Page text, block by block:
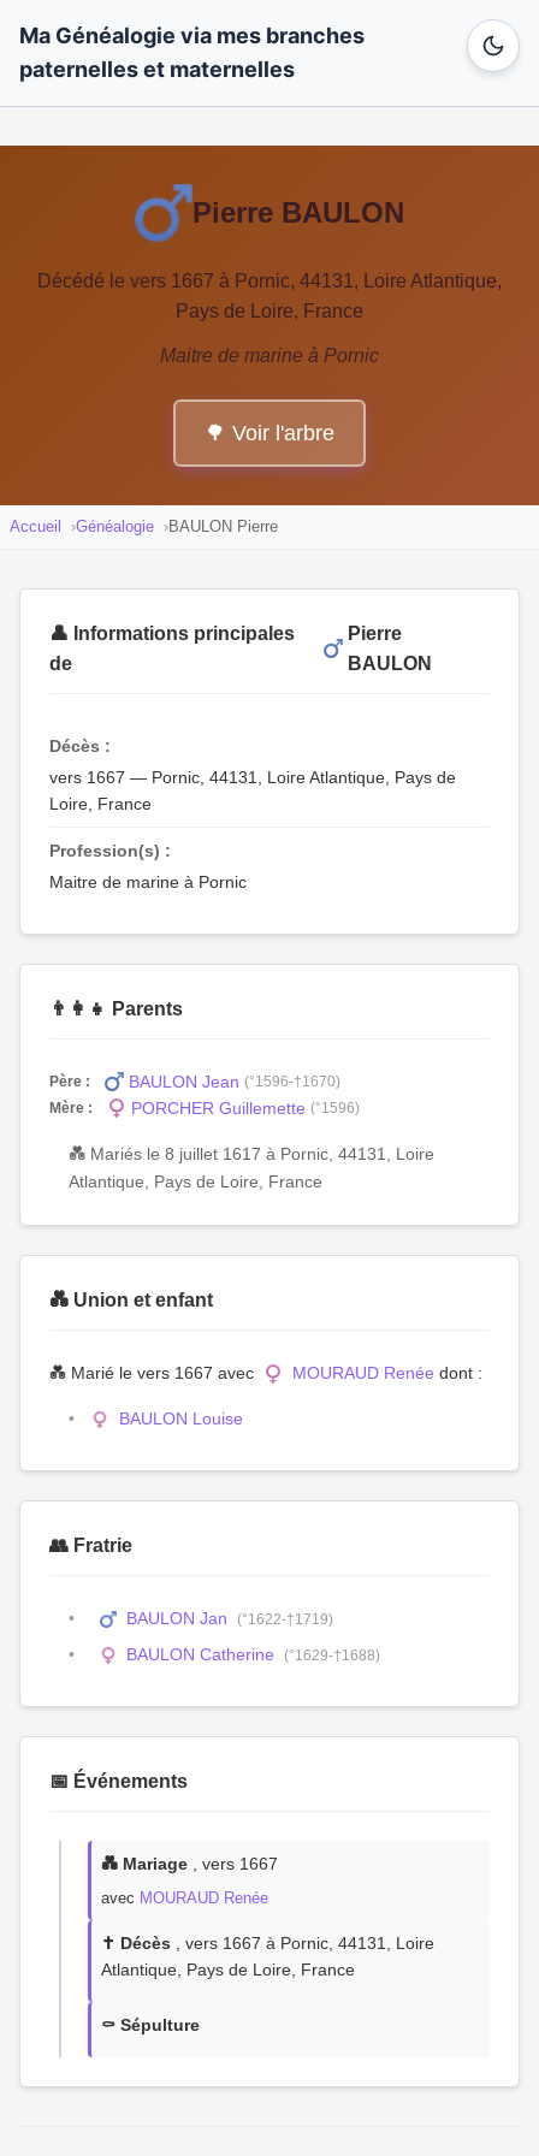
Ma Généalogie via mes branches
paternelles et maternelles
Pierre BAULON
Décédé le vers 1667 à Pornic, 44131, Loire Atlantique,
Pays de Loire, France
Maitre de marine à Pornic
🌳 Voir l'arbre
Accueil Généalogie BAULON Pierre
👤 Informations principales
de
Pierre
BAULON
Décès :
vers 1667 — Pornic, 44131, Loire Atlantique, Pays de
Loire, France
Profession(s) :
Maitre de marine à Pornic
👨‍👩‍👧 Parents
Père : BAULON Jean (°1596-†1670)
Mère :
PORCHER Guillemette (°1596)
💑 Mariés le 8 juillet 1617 à Pornic, 44131, Loire
Atlantique, Pays de Loire, France
💑 Union et enfant
💑 Marié le vers 1667 avec MOURAUD Renée dont :
BAULON Louise
👥 Fratrie
BAULON Jan (°1622-†1719)
BAULON Catherine (°1629-†1688)
📅 Événements
💑 Mariage , vers 1667
avec MOURAUD Renée
✝️ Décès , vers 1667 à Pornic, 44131, Loire
Atlantique, Pays de Loire, France
⚰️ Sépulture